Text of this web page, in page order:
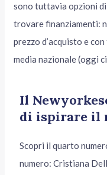
sono tuttavia opzioni
trovare finanziamenti:
prezzo d’acquisto e
media nazionale (oggi
Il
di ispirare il
Scopri il quarto
numero: Cristiana